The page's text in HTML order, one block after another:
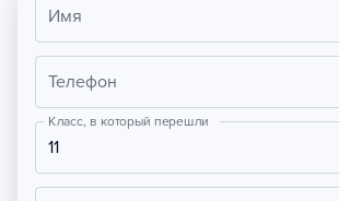
Имя
Телефон
Класс, в который перешли
11